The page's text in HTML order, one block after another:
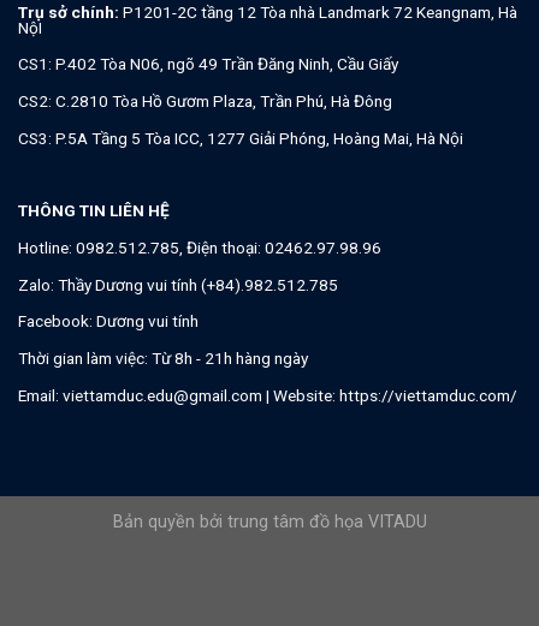
Trụ sở chính: P1201-2C tầng 12 Tòa nhà Landmark 72 Keangnam, Hà
NộI
CS1: P.402 Tòa N06, ngõ 49 Trần Đăng Ninh, Cầu Giấy
CS2: C.2810 Tòa Hồ Gươm Plaza, Trần Phú, Hà Đông
CS3: P.5A Tầng 5 Tòa ICC, 1277 Giải Phóng, Hoàng Mai, Hà Nội
THÔNG TIN LIÊN HỆ
Hotline: 0982.512.785 , Điện thoại: 02462.97.98.96
Zalo: Thầy Dương vui tính (+84).982.512.785
Facebook: Dương vui tính
Thời gian làm việc: Từ 8h - 21h hàng ngày
Email: viettamduc.edu@gmail.com | Website: https://viettamduc.com/
Bản quyền bởi trung tâm đồ họa VITADU